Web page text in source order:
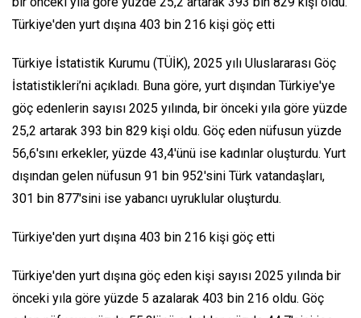
Türkiye'den yurt dışına 403 bin 216 kişi göç etti
Türkiye İstatistik Kurumu (TÜİK), 2025 yılı Uluslararası Göç
İstatistikleri’ni açıkladı. Buna göre, yurt dışından Türkiye'ye
göç edenlerin sayısı 2025 yılında, bir önceki yıla göre yüzde
25,2 artarak 393 bin 829 kişi oldu. Göç eden nüfusun yüzde
56,6'sını erkekler, yüzde 43,4'ünü ise kadınlar oluşturdu. Yurt
dışından gelen nüfusun 91 bin 952'sini Türk vatandaşları,
301 bin 877'sini ise yabancı uyruklular oluşturdu.
Türkiye'den yurt dışına 403 bin 216 kişi göç etti
Türkiye'den yurt dışına göç eden kişi sayısı 2025 yılında bir
önceki yıla göre yüzde 5 azalarak 403 bin 216 oldu. Göç